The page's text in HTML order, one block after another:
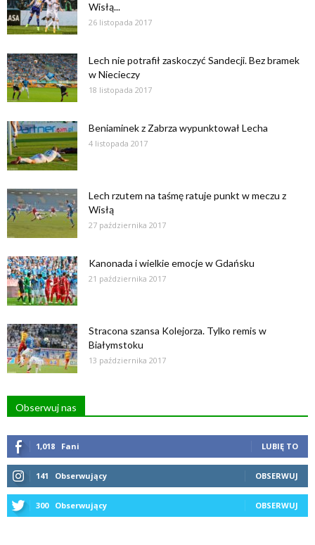
Wisłą...
26 listopada 2017
Lech nie potrafił zaskoczyć Sandecji. Bez bramek
w Niecieczy
18 listopada 2017
Beniaminek z Zabrza wypunktował Lecha
4 listopada 2017
Lech rzutem na taśmę ratuje punkt w meczu z
Wisłą
27 października 2017
Kanonada i wielkie emocje w Gdańsku
21 października 2017
Stracona szansa Kolejorza. Tylko remis w
Białymstoku
13 października 2017
Obserwuj nas
1,018 Fani LUBIĘ TO
141 Obserwujący OBSERWUJ
300 Obserwujący OBSERWUJ